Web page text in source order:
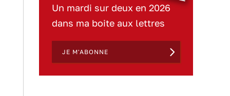
Un mardi sur deux en 2026
dans ma boite aux lettres
JE M'ABONNE